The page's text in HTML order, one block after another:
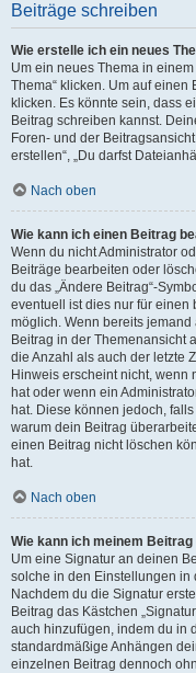
Beiträge schreiben
Wie erstelle ich ein neues
Um ein neues Thema in
Thema“ klicken. Um auf einen
klicken. Es könnte sein, dass
Beitrag schreiben kannst.
Foren- und der
erstellen“, „Du darfst
Nach oben
Wie kann ich einen Beitrag
Wenn du nicht Administrator
Beiträge bearbeiten oder
du das „Ändere Beitrag“-
eventuell ist dies nur für einen
möglich. Wenn bereits
Beitrag in der Themenansicht
die Anzahl als auch der letzte
Hinweis erscheint nicht, wenn
hat oder wenn ein
hat. Diese können jedoch,
warum dein Beitrag
einen Beitrag nicht löschen
hat.
Nach oben
Wie kann ich meinem
Um eine Signatur an deinen
solche in den Einstellungen
Nachdem du die Signatur
Beitrag das Kästchen
auch hinzufügen, indem du in
standardmäßige Anhängen
einzelnen Beitrag dennoch